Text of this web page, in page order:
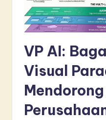
VP AI:
Visual